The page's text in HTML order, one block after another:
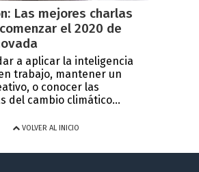
Las mejores charlas
el 2020 de
a aplicar la inteligencia
trabajo, mantener un
o conocer las
del cambio climático...
VOLVER AL INICIO